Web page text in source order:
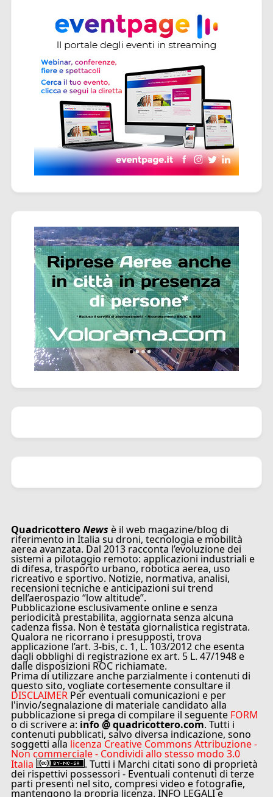
QuadricotteroNews è il web magazine/blog di
riferimento in Italia su droni, tecnologia e mobilità
aerea avanzata. Dal 2013 racconta l’evoluzione dei
sistemi a pilotaggio remoto: applicazioni industriali e
di difesa, trasporto urbano, robotica aerea, uso
ricreativo e sportivo. Notizie, normativa, analisi,
recensioni tecniche e anticipazioni sui trend
dell’aerospazio “low altitude”.
Pubblicazione esclusivamente online e senza
periodicità prestabilita, aggiornata senza alcuna
cadenza fissa. Non è testata giornalistica registrata.
Qualora ne ricorrano i presupposti, trova
applicazione l’art. 3-bis, c. 1, L. 103/2012 che esenta
dagli obblighi di registrazione ex art. 5 L. 47/1948 e
dalle disposizioni ROC richiamate.
Prima di utilizzare anche parzialmente i contenuti di
questo sito, vogliate cortesemente consultare il
DISCLAIMER Per eventuali comunicazioni e per
l'invio/segnalazione di materiale candidato alla
pubblicazione si prega di compilare il seguente FORM
o di scrivere a: info @ quadricottero.com. Tutti i
contenuti pubblicati, salvo diversa indicazione, sono
soggetti alla licenza Creative Commons Attribuzione -
Non commerciale - Condividi allo stesso modo 3.0
Italia . Tutti i Marchi citati sono di proprietà
dei rispettivi possessori - Eventuali contenuti di terze
parti presenti nel sito, compresi video e fotografie,
mantengono la propria licenza. INFO LEGALI e